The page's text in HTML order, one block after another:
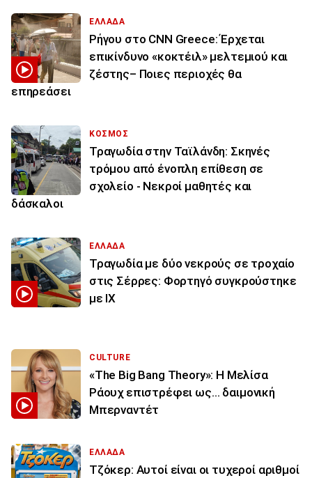
ΕΛΛΑΔΑ
Ρήγου στο CNN Greece: Έρχεται
επικίνδυνο «κοκτέιλ» μελτεμιού και
ζέστης– Ποιες περιοχές θα
επηρεάσει
ΚΟΣΜΟΣ
Τραγωδία στην Ταϊλάνδη: Σκηνές
τρόμου από ένοπλη επίθεση σε
σχολείο - Νεκροί μαθητές και
δάσκαλοι
ΕΛΛΑΔΑ
Τραγωδία με δύο νεκρούς σε τροχαίο
στις Σέρρες: Φορτηγό συγκρούστηκε
με ΙΧ
CULTURE
«The Big Bang Theory»: Η Μελίσα
Ράουχ επιστρέφει ως… δαιμονική
Μπερναντέτ
ΕΛΛΑΔΑ
Τζόκερ: Αυτοί είναι οι τυχεροί αριθμοί